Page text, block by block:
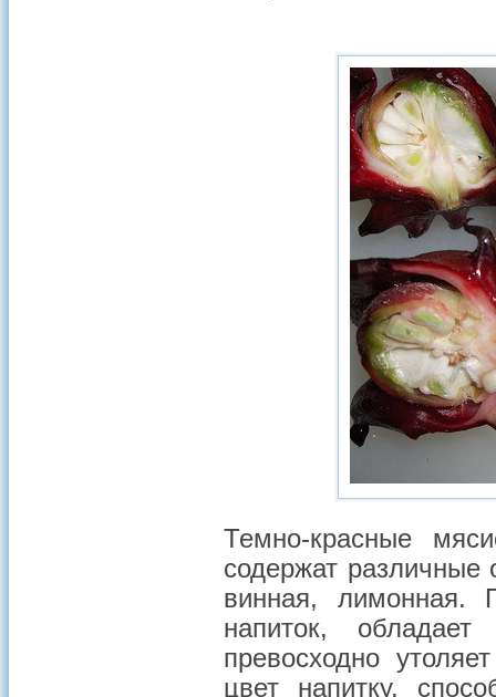
Темно-красные
содержат различные
винная, лимонная.
напиток,
превосходно
цвет напитку,